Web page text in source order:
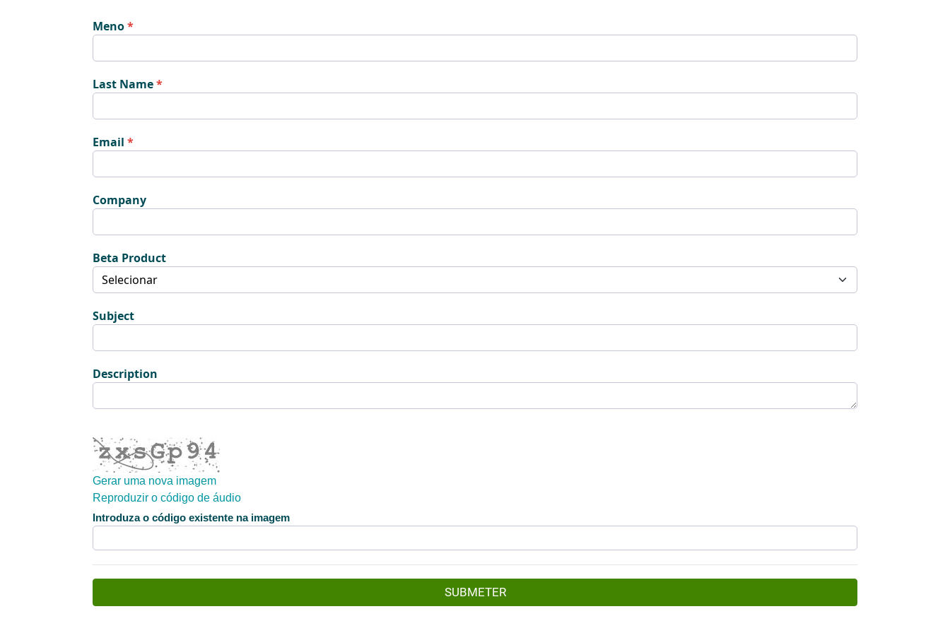
Meno
Last Name
Email
Company
Beta Product
Subject
Description
Gerar uma nova imagem
Reproduzir o código de áudio
A nova imagem está pronta
Introduza o código existente na imagem